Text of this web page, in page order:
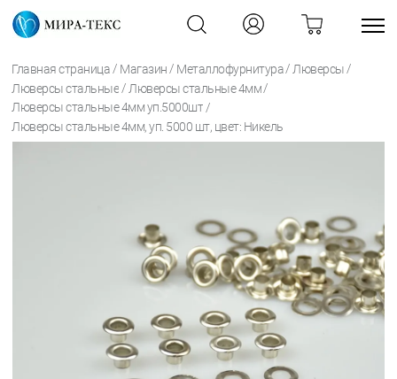
Главная страница / Магазин / Металлофурнитура / Люверсы /
Люверсы стальные / Люверсы стальные 4мм /
Люверсы стальные 4мм уп.5000шт /
Люверсы стальные 4мм, уп. 5000 шт, цвет: Никель